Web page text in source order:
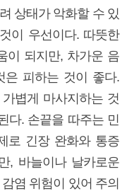
상태가 악화할 수 있
이 우선이다. 따뜻한
이 되지만, 차가운 음
은 피하는 것이 좋다.
볍게 마사지하는 것
다. 손끝을 따주는 민
로 긴장 완화와 통증
, 바늘이나 날카로운
염 위험이 있어 주의